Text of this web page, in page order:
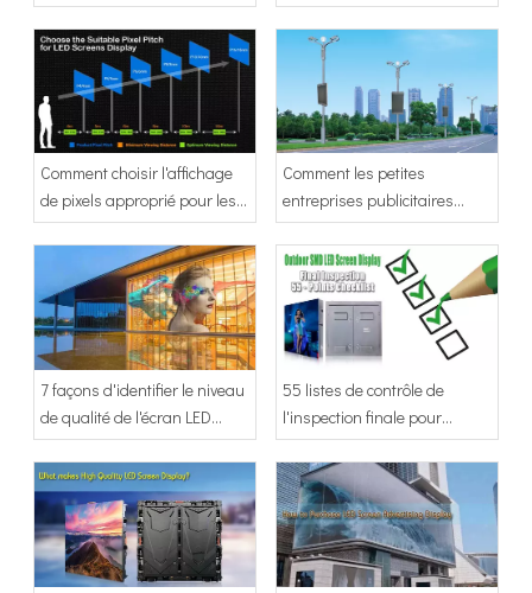
écran LED 3D de tendance?
LED XR Virtual
Comment choisir l'affichage
de pixels approprié pour les
écrans LED?
Comment les petites
entreprises publicitaires
commencent à mener une
entreprise de publicité
7 façons d'identifier le niveau
de qualité de l'écran LED
transparent pour mur de
verre
55 listes de contrôle de
l'inspection finale pour
l'affichage à l'écran à LED
extérieur